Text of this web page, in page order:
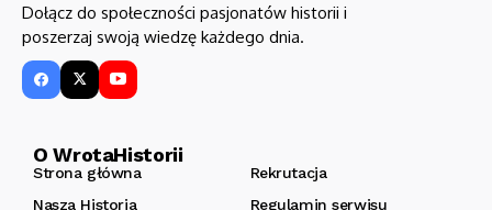
Dołącz do społeczności pasjonatów historii i
poszerzaj swoją wiedzę każdego dnia.
O WrotaHistorii
Strona główna
Rekrutacja
Nasza Historia
Regulamin serwisu